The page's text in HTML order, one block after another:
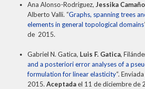
Ana Alonso-Rodriguez, Jessika Camaño
Alberto Valli. “Graphs, spanning trees
elements in general topological domains
de 2015.
Gabriel N. Gatica, Luis F. Gatica,
and a posteriori error analyses of a
formulation for linear elasticity“.
2015. Aceptadael 11 de diciembre de